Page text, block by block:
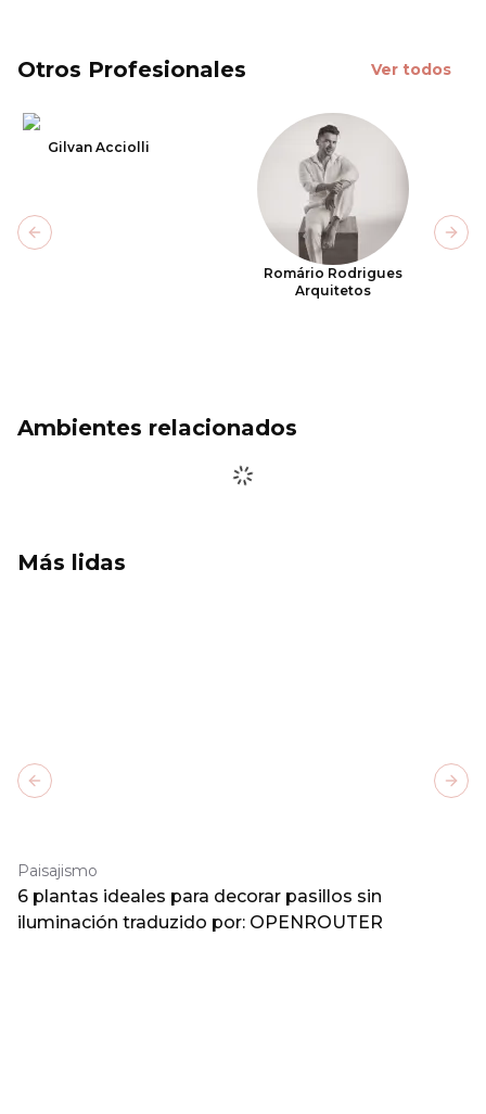
Otros Profesionales Ver todos
Gilvan Acciolli
Romário Rodrigues
Arquitetos
Previous slide
Ambientes relacionados
Más lidas
Paisajismo
6 plantas ideales para decorar pasillos sin
iluminación traduzido por: OPENROUTER
Previous slide